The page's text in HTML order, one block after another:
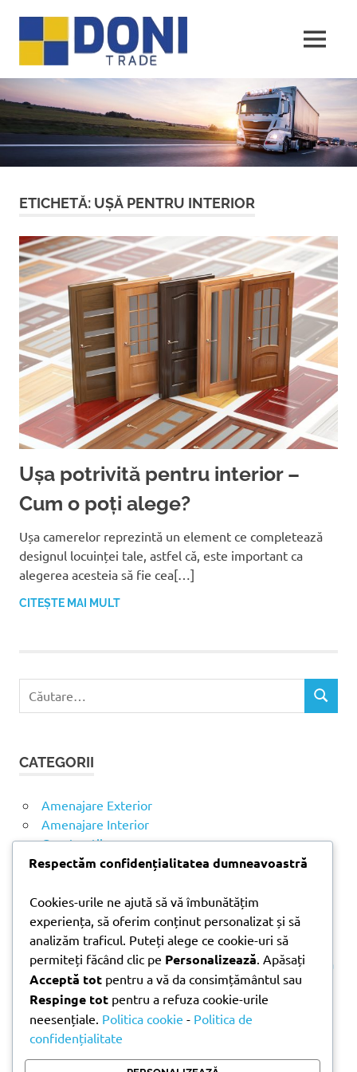
conținut
MENU
ETICHETĂ: UȘĂ PENTRU INTERIOR
Ușa potrivită pentru interior –
Cum o poți alege?
Ușa camerelor reprezintă un element ce completează
designul locuinței tale, astfel că, este important ca
alegerea acesteia să fie cea[…]
CITEȘTE MAI MULT
ă
u
p
ă
C
CATEGORII
Amenajare Exterior
Amenajare Interior
Construcții
Noutăți
ARTICOLE RECENTE
Parchet laminat sau SPC? Diferențele care contează
Materiale pentru zidărie – avantajele fiecărei soluții
și când se folosesc
Ghid practic pentru alegerea vopselei lavabile
pentru fiecare încăpere
Produse indispensabile pentru lucrările de
Respectăm confidențialitatea dumneavoastră
Cookies-urile ne ajută să vă îmbunătățim
experiența, să oferim conținut personalizat și să
analizăm traficul. Puteți alege ce cookie-uri să
permiteți făcând clic pe Personalizează . Apăsați
Acceptă tot pentru a vă da consimțământul sau
Respinge tot pentru a refuza cookie-urile
neesențiale. Politica cookie - Politica de
confidențialitate